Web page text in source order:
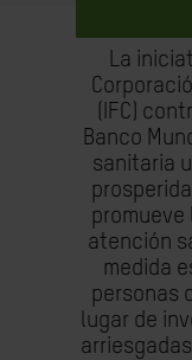
La
(IFC)
Banco
sanitaria
promueve
atención
medida
personas
lugar de